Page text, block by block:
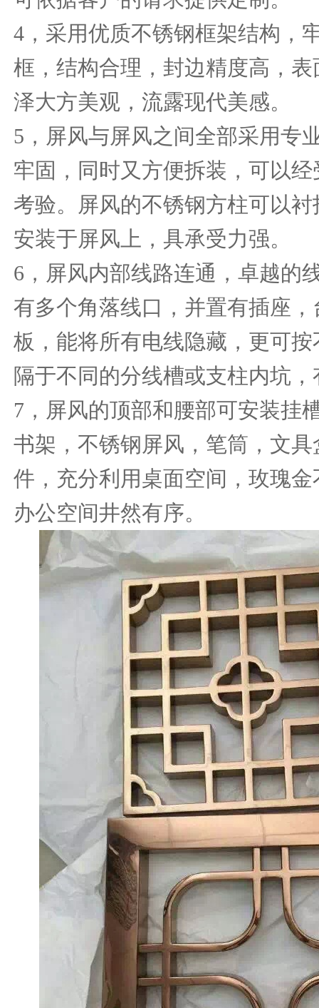
4，采用优质不锈钢框架结构，
框，结构合理，封边精度高，
泽大方美观，流露现代美感。
5，屏风与屏风之间全部采用专
牢固，同时又方便拆装，可以
考验。屏风的不锈钢方柱可以
安装于屏风上，具承受力强。
6，屏风内部线路连通，卓越的
有多个角落线口，并置有插座
板，能将所有电线隐藏，更可
隔于不同的分线槽或支柱内坑
7，屏风的顶部和腰部可安装挂
书架，不锈钢屏风，笔筒，文具
件，充分利用桌面空间，玫瑰
办公空间井然有序。